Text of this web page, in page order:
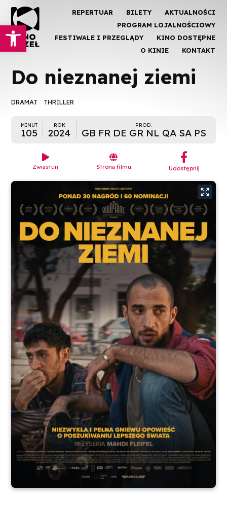
Otwórz pasek narzędzi
REPERTUAR BILETY
AKTUALNOŚCI
PROGRAM LOJALNOŚCIOWY
FESTIWALE I PRZEGLĄDY
KINO DOSTĘPNE
O KINIE
KONTAKT
Do nieznanej ziemi
DRAMAT THRILLER
MINUT
105
ROK
2024
PROD.
GB FR DE GR NL QA SA PS

Zwiastun

Strona filmu
︁
Udostępnij